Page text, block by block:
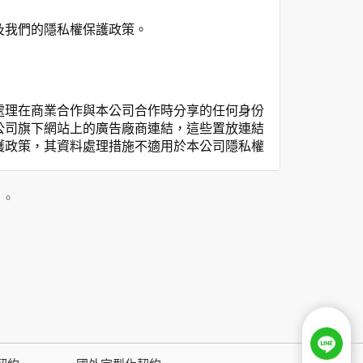
們的隱私權保護政策。
在商業合作與本公司合作時分享的任何身份
旗下網站上的廣告廠商連結，這些置放連結
策，其資料處理措施不適用於本公司隱私權
保護政策。